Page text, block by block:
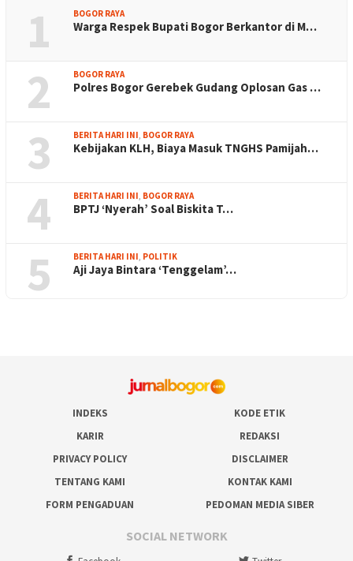
1 BOGOR RAYA
Warga Respek Bupati Bogor Berkantor di M…
2 BOGOR RAYA
Polres Bogor Gerebek Gudang Oplosan Gas …
3 BERITA HARI INI, BOGOR RAYA
Kebijakan KLH, Biaya Masuk TNGHS Pamijah…
4 BERITA HARI INI, BOGOR RAYA
BPTJ ‘Nyerah’ Soal Biskita T…
5 BERITA HARI INI, POLITIK
Aji Jaya Bintara ‘Tenggelam’…
INDEKS
KODE ETIK
KARIR
REDAKSI
PRIVACY POLICY
DISCLAIMER
TENTANG KAMI
KONTAK KAMI
FORM PENGADUAN
PEDOMAN MEDIA SIBER
SOCIAL NETWORK